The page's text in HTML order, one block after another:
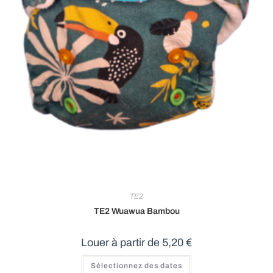
TE2
TE2 Wuawua Bambou
Louer à partir de 5,20 €
Sélectionnez des dates